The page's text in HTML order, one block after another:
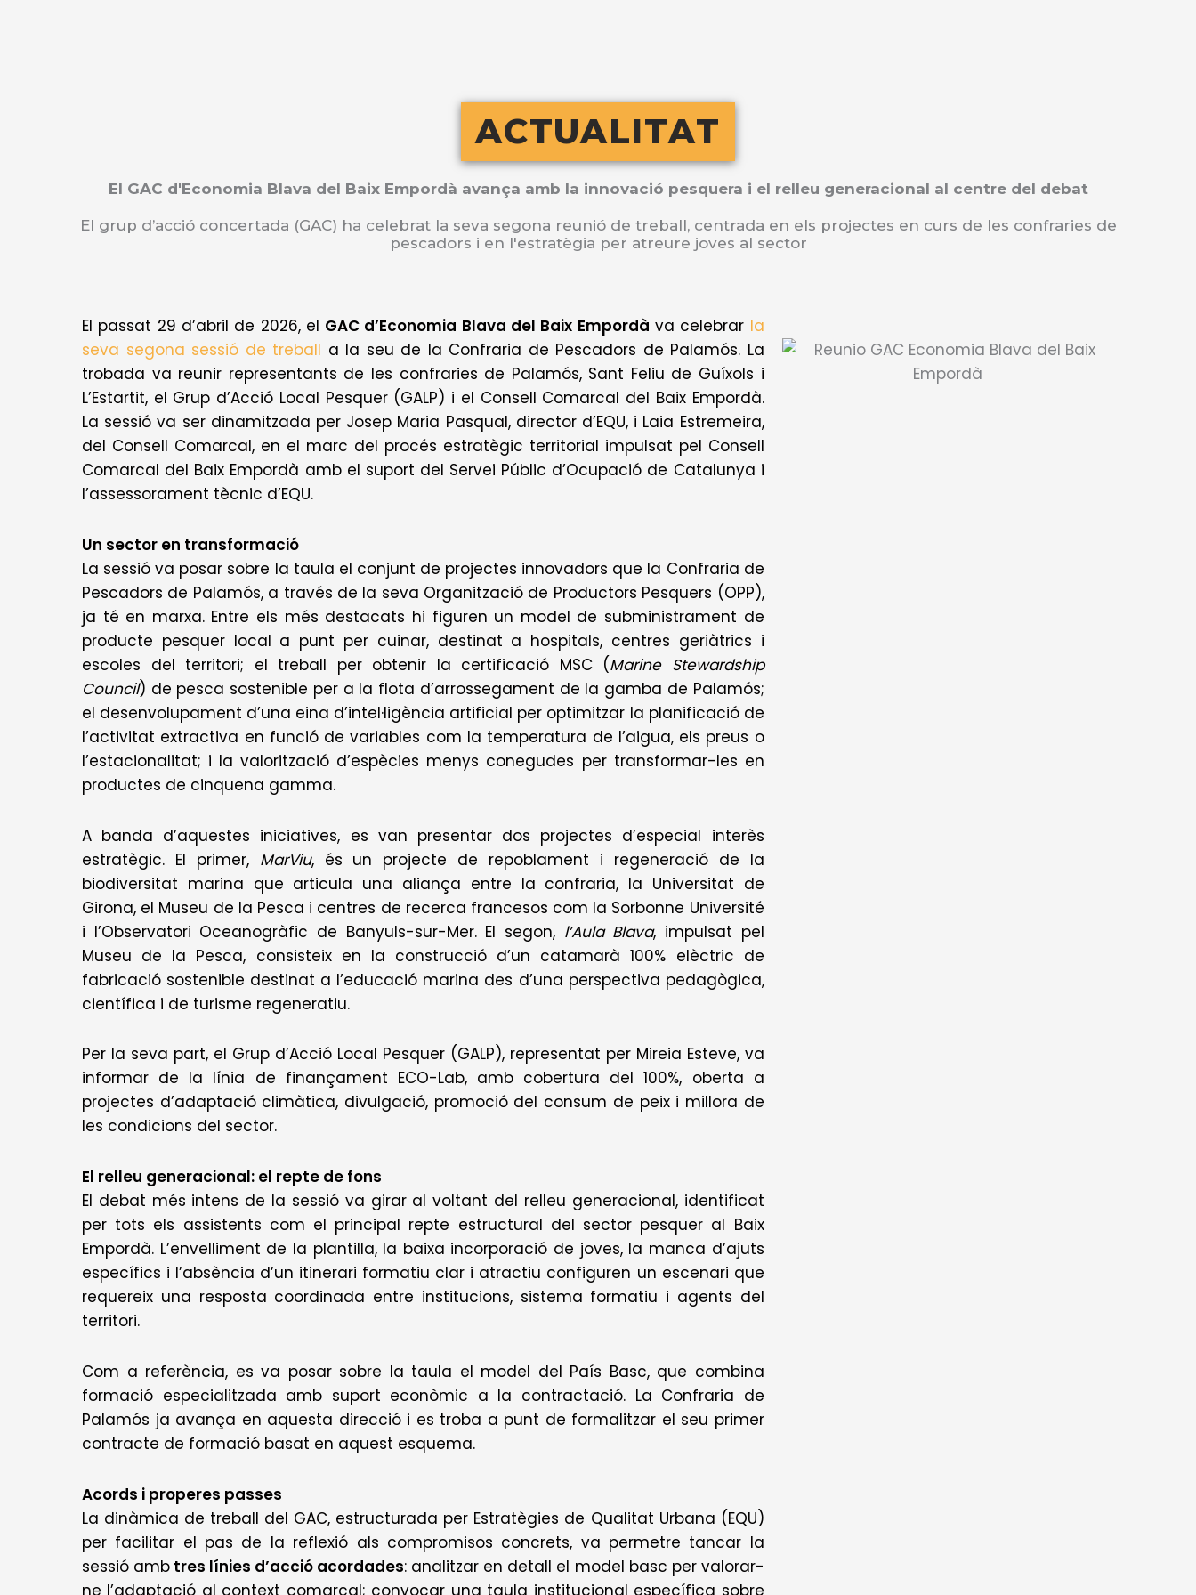
ACTUALITAT
El GAC d'Economia Blava del Baix Empordà avança amb la innovació pesquera i el relleu generacional al centre del debat
El grup d’acció concertada (GAC) ha celebrat la seva segona reunió de treball, centrada en els projectes en curs de les confraries de
pescadors i en l'estratègia per atreure joves al sector
El passat 29 d’abril de 2026, el GAC d’Economia Blava del Baix Empordà va celebrar la
seva segona sessió de treball a la seu de la Confraria de Pescadors de Palamós. La
trobada va reunir representants de les confraries de Palamós, Sant Feliu de Guíxols i
L’Estartit, el Grup d’Acció Local Pesquer (GALP) i el Consell Comarcal del Baix Empordà.
La sessió va ser dinamitzada per Josep Maria Pasqual, director d’EQU, i Laia Estremeira,
del Consell Comarcal, en el marc del procés estratègic territorial impulsat pel Consell
Comarcal del Baix Empordà amb el suport del Servei Públic d’Ocupació de Catalunya i
l’assessorament tècnic d’EQU.
Un sector en transformació
La sessió va posar sobre la taula el conjunt de projectes innovadors que la Confraria de
Pescadors de Palamós, a través de la seva Organització de Productors Pesquers (OPP),
ja té en marxa. Entre els més destacats hi figuren un model de subministrament de
producte pesquer local a punt per cuinar, destinat a hospitals, centres geriàtrics i
escoles del territori; el treball per obtenir la certificació MSC (Marine Stewardship
Council) de pesca sostenible per a la flota d’arrossegament de la gamba de Palamós;
el desenvolupament d’una eina d’intel·ligència artificial per optimitzar la planificació de
l’activitat extractiva en funció de variables com la temperatura de l’aigua, els preus o
l’estacionalitat; i la valorització d’espècies menys conegudes per transformar-les en
productes de cinquena gamma.
A banda d’aquestes iniciatives, es van presentar dos projectes d’especial interès
estratègic. El primer, MarViu, és un projecte de repoblament i regeneració de la
biodiversitat marina que articula una aliança entre la confraria, la Universitat de
Girona, el Museu de la Pesca i centres de recerca francesos com la Sorbonne Université
i l’Observatori Oceanogràfic de Banyuls-sur-Mer. El segon, l’Aula Blava, impulsat pel
Museu de la Pesca, consisteix en la construcció d’un catamarà 100% elèctric de
fabricació sostenible destinat a l’educació marina des d’una perspectiva pedagògica,
científica i de turisme regeneratiu.
Per la seva part, el Grup d’Acció Local Pesquer (GALP), representat per Mireia Esteve, va
informar de la línia de finançament ECO-Lab, amb cobertura del 100%, oberta a
projectes d’adaptació climàtica, divulgació, promoció del consum de peix i millora de
les condicions del sector.
El relleu generacional: el repte de fons
El debat més intens de la sessió va girar al voltant del relleu generacional, identificat
per tots els assistents com el principal repte estructural del sector pesquer al Baix
Empordà. L’envelliment de la plantilla, la baixa incorporació de joves, la manca d’ajuts
específics i l’absència d’un itinerari formatiu clar i atractiu configuren un escenari que
requereix una resposta coordinada entre institucions, sistema formatiu i agents del
territori.
Com a referència, es va posar sobre la taula el model del País Basc, que combina
formació especialitzada amb suport econòmic a la contractació. La Confraria de
Palamós ja avança en aquesta direcció i es troba a punt de formalitzar el seu primer
contracte de formació basat en aquest esquema.
Acords i properes passes
La dinàmica de treball del GAC, estructurada per Estratègies de Qualitat Urbana (EQU)
per facilitar el pas de la reflexió als compromisos concrets, va permetre tancar la
sessió amb tres línies d’acció acordades: analitzar en detall el model basc per valorar-
ne l’adaptació al context comarcal; convocar una taula institucional específica sobre